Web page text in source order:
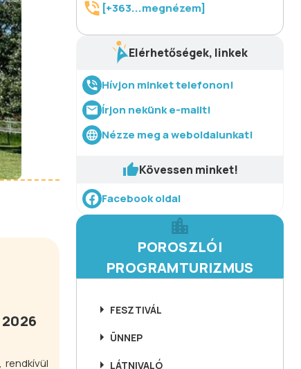
2026
[+363...megnézem]
Elérhetőségek, linkek
Hívjon minket telefonon!
Írjon nekünk e-mailt!
Nézze meg a weboldalunkat!
Kövessen minket!
Facebook oldal
POROSZLÓI
PROGRAMTURIZMUS
FESZTIVÁL
ÜNNEP
LÁTNIVALÓ